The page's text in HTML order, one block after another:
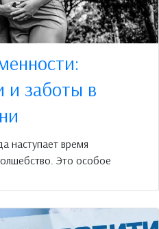
и заботы в
наступает время
Это особое